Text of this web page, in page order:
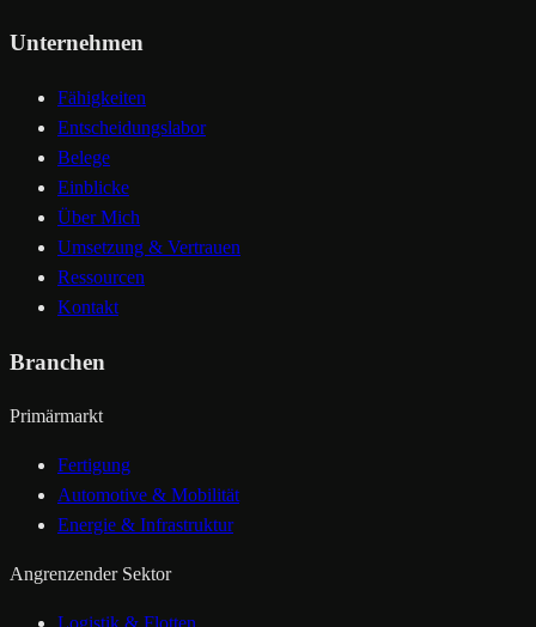
Unternehmen
Fähigkeiten
Entscheidungslabor
Belege
Einblicke
Über Mich
Umsetzung & Vertrauen
Ressourcen
Kontakt
Branchen
Primärmarkt
Fertigung
Automotive & Mobilität
Energie & Infrastruktur
Angrenzender Sektor